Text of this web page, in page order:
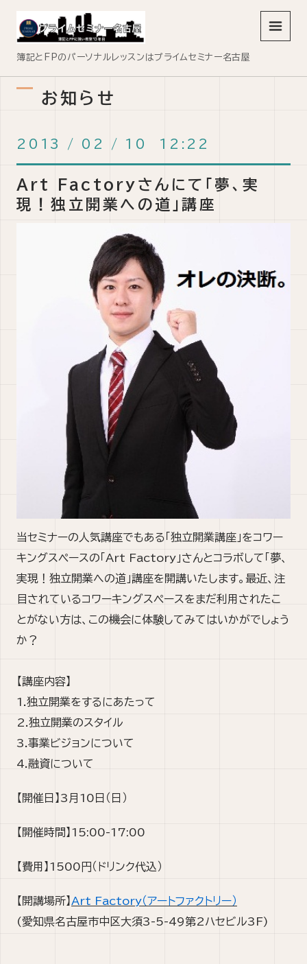
簿記とFPのパーソナルレッスンはプライムセミナー名古屋
メニュ
お知らせ
2013 / 02 / 10 12:22
Art Factoryさんにて「夢、実
現！独立開業への道」講座
当セミナーの人気講座でもある「独立開業講座」をコワー
キングスペースの「Art Factory」さんとコラボして「夢、
実現！独立開業への道」講座を開講いたします。最近、注
目されているコワーキングスペースをまだ利用されたこ
とがない方は、この機会に体験してみてはいかがでしょう
か？
【講座内容】
1.独立開業をするにあたって
2.独立開業のスタイル
3.事業ビジョンについて
4.融資について
【開催日】3月10日（日）
【開催時間】15:00-17:00
【費用】1500円（ドリンク代込）
【開講場所】 Art Factory（アートファクトリー）
(愛知県名古屋市中区大須3-5-49第2ハセビル3F)